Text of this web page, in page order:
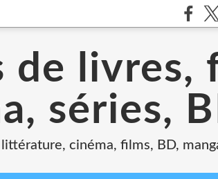
de livres,
séries,
cinéma, films, BD,